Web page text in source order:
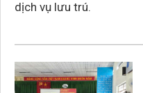
dịch vụ lưu trú.